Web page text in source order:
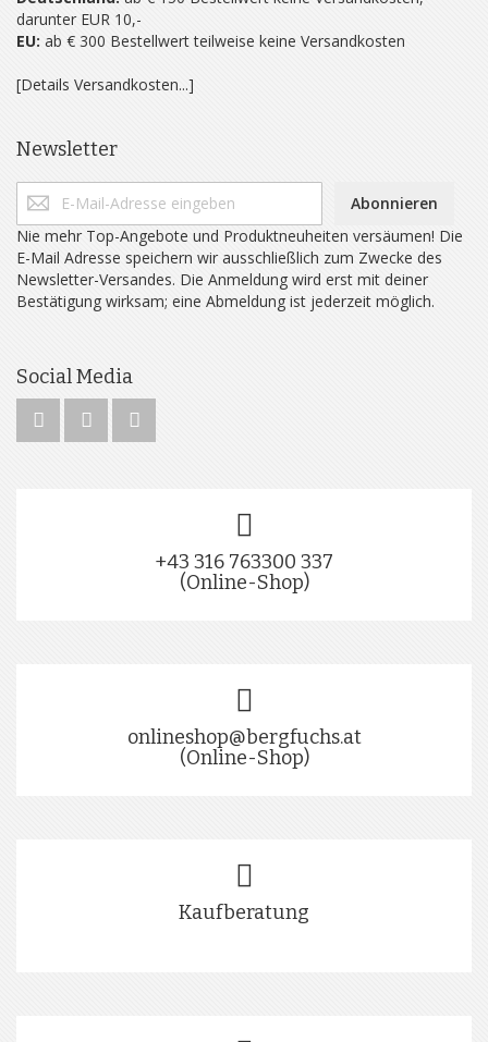
darunter EUR 10,-
EU: ab € 300 Bestellwert teilweise keine Versandkosten
[Details Versandkosten...]
Newsletter
Abonnieren
Nie mehr Top-Angebote und Produktneuheiten versäumen! Die
E-Mail Adresse speichern wir ausschließlich zum Zwecke des
Newsletter-Versandes. Die Anmeldung wird erst mit deiner
Bestätigung wirksam; eine Abmeldung ist jederzeit möglich.
Social Media
+43 316 763300 337
(Online-Shop)
onlineshop@bergfuchs.at
(Online-Shop)
Kaufberatung